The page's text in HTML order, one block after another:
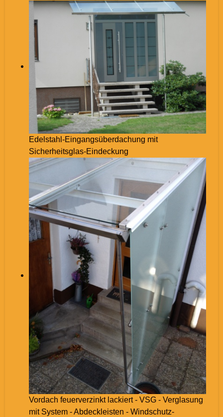
Edelstahl-Eingangsüberdachung mit
Sicherheitsglas-Eindeckung
Vordach feuerverzinkt lackiert - VSG - Verglasung
mit System - Abdeckleisten - Windschutz-